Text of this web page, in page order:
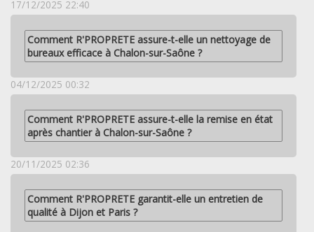
17/12/2025 22:40
Comment R'PROPRETE assure-t-elle un nettoyage de
bureaux efficace à Chalon-sur-Saône ?
04/12/2025 00:32
Comment R'PROPRETE assure-t-elle la remise en état
après chantier à Chalon-sur-Saône ?
20/11/2025 02:36
Comment R'PROPRETE garantit-elle un entretien de
qualité à Dijon et Paris ?